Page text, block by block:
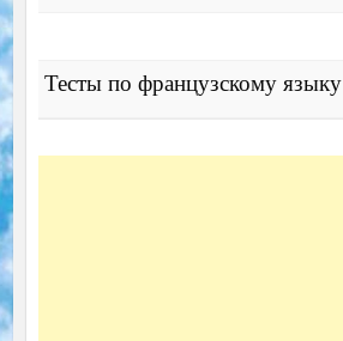
Тесты по французскому языку